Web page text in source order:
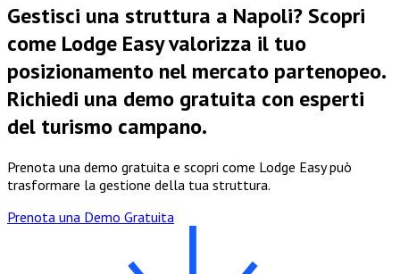
Gestisci una struttura a Napoli? Scopri
come Lodge Easy valorizza il tuo
posizionamento nel mercato partenopeo.
Richiedi una demo gratuita con esperti
del turismo campano.
Prenota una demo gratuita e scopri come Lodge Easy può
trasformare la gestione della tua struttura.
Prenota una Demo Gratuita